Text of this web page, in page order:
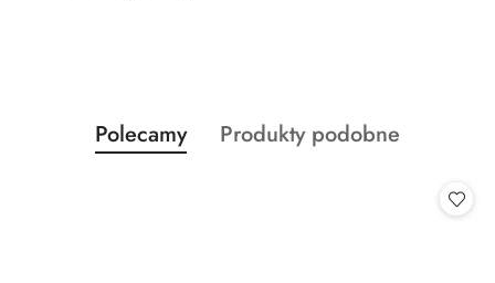
Pomiń karuzelę produktów
Produkty
o
Polecamy
Produkty
Produkty podobne